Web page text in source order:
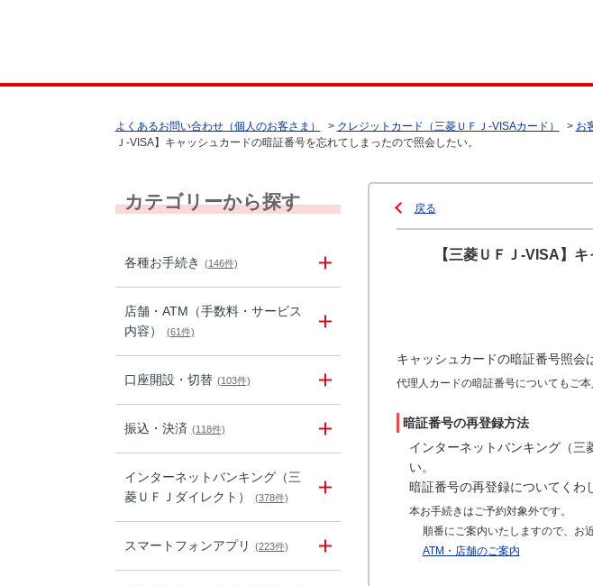
よくあるお問い合わせ（個人のお客さま） > クレジットカード（三菱ＵＦＪ-VISAカード） > お
Ｊ-VISA】キャッシュカードの暗証番号を忘れてしまったので照会したい。
カテゴリーから探す
各種お手続き (146件)
店舗・ATM（手数料・サービス
内容）
(61件)
口座開設・切替 (103件)
振込・決済 (118件)
インターネットバンキング（三
菱ＵＦＪダイレクト）
(378件)
スマートフォンアプリ (223件)
戻る
【三菱ＵＦＪ-VISA】
キャッシュカードの暗証番号照会
代理人カードの暗証番号についてもご本
暗証番号の再登録方法
インターネットバンキング（三
い。
暗証番号の再登録についてくわ
本お手続きはご予約対象外です。
順番にご案内いたしますので、お
ATM・店舗のご案内